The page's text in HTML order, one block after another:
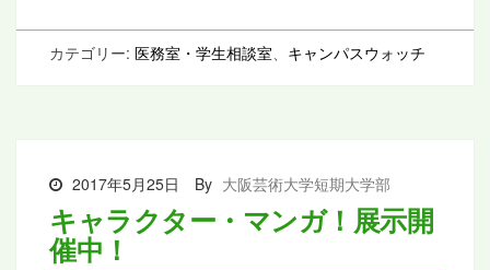
カテゴリー: 医務室・学生相談室 キャンパスウォッチ
2017年5月25日 By 大阪芸術大学短期大学部
キャラクター・マンガ！展示開
催中！